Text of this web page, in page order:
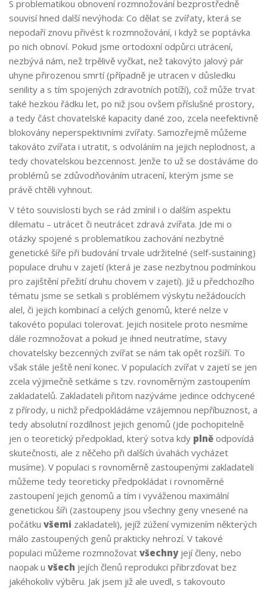
S problematikou obnovení rozmnožování bezprostředně
souvisí hned další nevýhoda: Co dělat se zvířaty, která se
nepodaří znovu přivést k rozmnožování, i když se poptávka
po nich obnoví. Pokud jsme ortodoxní odpůrci utrácení,
nezbývá nám, než trpělivě vyčkat, než takovýto jalový pár
uhyne přirozenou smrtí (případně je utracen v důsledku
senility a s tím spojených zdravotních potíží), což může trvat
také hezkou řádku let, po niž jsou ovšem příslušné prostory,
a tedy část chovatelské kapacity dané zoo, zcela neefektivně
blokovány neperspektivními zvířaty. Samozřejmě můžeme
takováto zvířata i utratit, s odvoláním na jejich neplodnost, a
tedy chovatelskou bezcennost. Jenže to už se dostáváme do
problémů se zdůvodňováním utracení, kterým jsme se
právě chtěli vyhnout.
V této souvislosti bych se rád zmínil i o dalším aspektu
dilematu – utrácet či neutrácet zdravá zvířata. Jde mi o
otázky spojené s problematikou zachování nezbytné
genetické šíře při budování trvale udržitelné (self-sustaining)
populace druhu v zajetí (která je zase nezbytnou podmínkou
pro zajištění přežití druhu chovem v zajetí). Již u předchozího
tématu jsme se setkali s problémem výskytu nežádoucích
alel, či jejich kombinací a celých genomů, které nelze v
takovéto populaci tolerovat. Jejich nositele proto nesmíme
dále rozmnožovat a pokud je ihned neutratíme, stavy
chovatelsky bezcenných zvířat se nám tak opět rozšíří. To
však stále ještě není konec. V populacích zvířat v zajetí se jen
zcela výjimečně setkáme s tzv. rovnoměrným zastoupením
zakladatelů. Zakladateli přitom nazýváme jedince odchycené
z přírody, u nichž předpokládáme vzájemnou nepříbuznost, a
tedy absolutní rozdílnost jejich genomů (jde pochopitelně
jen o teoretický předpoklad, který sotva kdy plně odpovídá
skutečnosti, ale z něčeho při dalších úvahách vycházet
musíme). V populaci s rovnoměrně zastoupenými zakladateli
můžeme tedy teoreticky předpokládat i rovnoměrné
zastoupení jejich genomů a tím i vyváženou maximální
genetickou šíři (zastoupeny jsou všechny geny vnesené na
počátku všemi zakladateli), jejíž zúžení vymizením některých
málo zastoupených genů prakticky nehrozí. V takové
populaci můžeme rozmnožovat všechnyjejí členy, nebo
naopak u všech jejích členů reprodukci přibrzďovat bez
jakéhokoliv výběru. Jak jsem již ale uvedl, s takovouto